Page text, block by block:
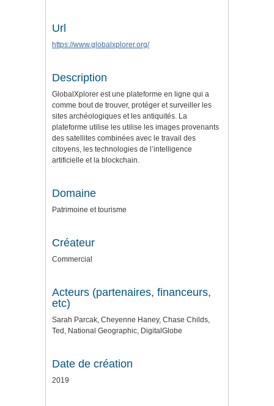
Url
https://www.globalxplorer.org/
Description
GlobalXplorer est une plateforme en ligne qui a
comme bout de trouver, protéger et surveiller les
sites archéologiques et les antiquités. La
plateforme utilise les utilise les images provenants
des satellites combinées avec le travail des
citoyens, les technologies de l’intelligence
artificielle et la blockchain.
Domaine
Patrimoine et tourisme
Créateur
Commercial
Acteurs (partenaires, financeurs,
etc)
Sarah Parcak, Cheyenne Haney, Chase Childs,
Ted, National Geographic, DigitalGlobe
Date de création
2019